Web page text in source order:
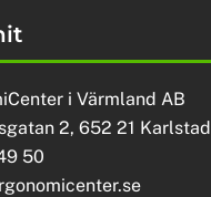
i Värmland AB
2, 652 21 Karlstad
50